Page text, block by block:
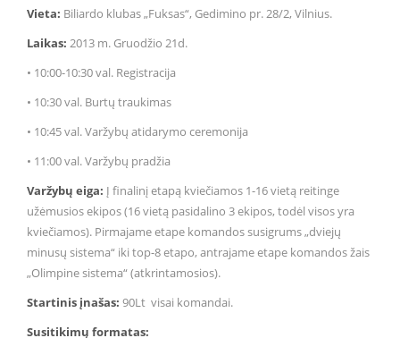
Vieta: Biliardo klubas „Fuksas“, Gedimino pr. 28/2, Vilnius.
Laikas: 2013 m. Gruodžio 21d.
• 10:00-10:30 val. Registracija
• 10:30 val. Burtų traukimas
• 10:45 val. Varžybų atidarymo ceremonija
• 11:00 val. Varžybų pradžia
Varžybų eiga: Į finalinį etapą kviečiamos 1-16 vietą reitinge
užėmusios ekipos (16 vietą pasidalino 3 ekipos, todėl visos yra
kviečiamos). Pirmajame etape komandos susigrums „dviejų
minusų sistema“ iki top-8 etapo, antrajame etape komandos žais
„Olimpine sistema“ (atkrintamosios).
Startinis įnašas: 90Lt visai komandai.
Susitikimų formatas: